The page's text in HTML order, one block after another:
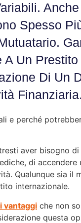
Spesso
Un
Di Un
Finanziaria.
e perché
aver bisogno di
di accendere
Qualunque sia il
internazionale.
vantaggi che non
questa